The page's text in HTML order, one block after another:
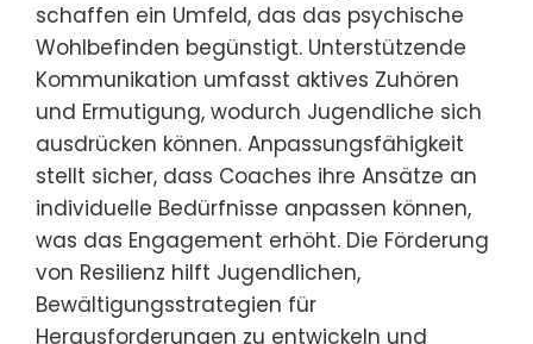
schaffen ein Umfeld, das das psychische
Wohlbefinden begünstigt. Unterstützende
Kommunikation umfasst aktives Zuhören
und Ermutigung, wodurch Jugendliche sich
ausdrücken können. Anpassungsfähigkeit
stellt sicher, dass Coaches ihre Ansätze an
individuelle Bedürfnisse anpassen können,
was das Engagement erhöht. Die Förderung
von Resilienz hilft Jugendlichen,
Bewältigungsstrategien für
Herausforderungen zu entwickeln und